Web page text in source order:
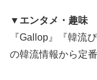
▼エンタメ・趣味
『Gallop』『韓流
の韓流情報から定